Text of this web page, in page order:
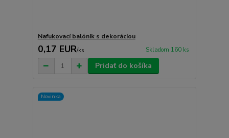
Nafukovací balónik s dekoráciou
0,17 EUR/ks Skladom 160 ks
Pridať do košíka
Novinka